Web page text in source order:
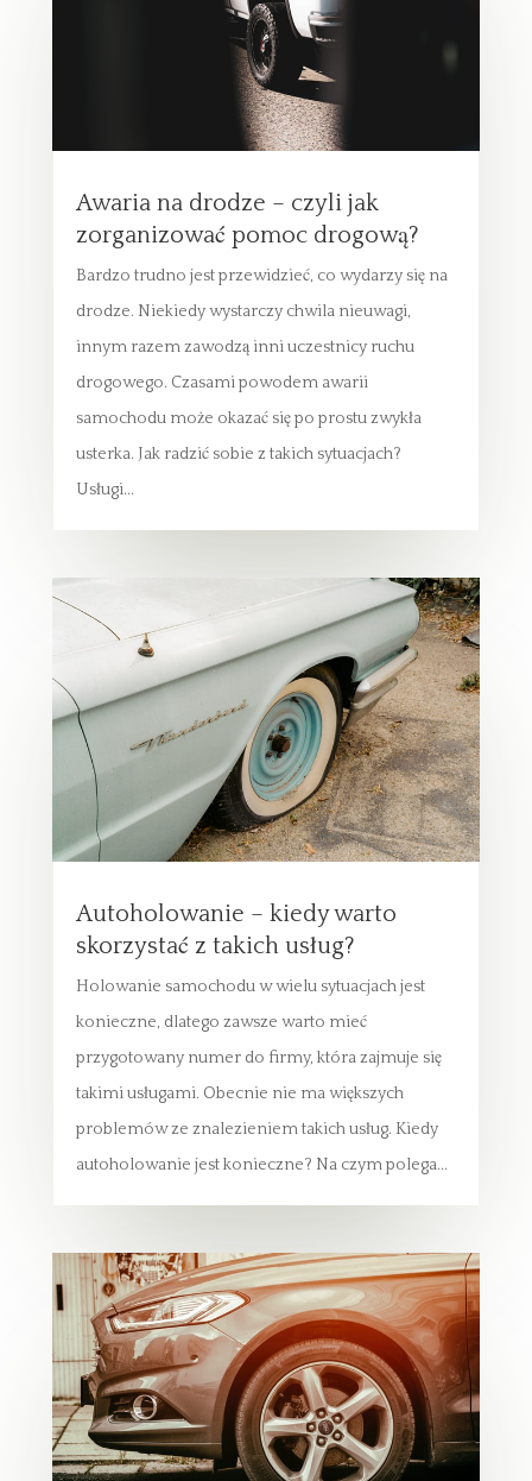
Awaria na drodze – czyli jak
zorganizować pomoc drogową?
Bardzo trudno jest przewidzieć, co wydarzy się na
drodze. Niekiedy wystarczy chwila nieuwagi,
innym razem zawodzą inni uczestnicy ruchu
drogowego. Czasami powodem awarii
samochodu może okazać się po prostu zwykła
usterka. Jak radzić sobie z takich sytuacjach?
Usługi...
Autoholowanie – kiedy warto
skorzystać z takich usług?
Holowanie samochodu w wielu sytuacjach jest
konieczne, dlatego zawsze warto mieć
przygotowany numer do firmy, która zajmuje się
takimi usługami. Obecnie nie ma większych
problemów ze znalezieniem takich usług. Kiedy
autoholowanie jest konieczne? Na czym polega...